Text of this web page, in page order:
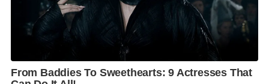
หนดการแล้วเสร็จ ปี 2570 ได้แก่ (1) โครงการตามแนว
รถไฟฟ้าสายสีม่วง ถ.รัตนาธิเบศร์ (ถ.ราชพฤกษ์-กาญจนา
ภิเษก) (2) โครงการตามแนวรถไฟฟ้าสายสีม่วง
ถ.กรุงเทพ-นนทบุรี ถึง ถ. ติวานนท์ และ (3) โครงการตาม
แนวรถไฟฟ้าสายสีเขียว ถ. สุขุมวิท (ซ. สุขุมวิท 81 -ซ.